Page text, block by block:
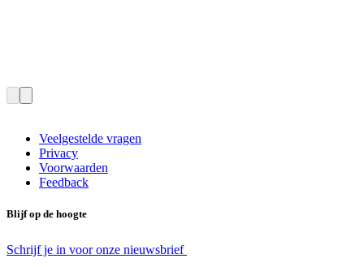
Veelgestelde vragen
Privacy
Voorwaarden
Feedback
Blijf op de hoogte
Schrijf je in voor onze nieuwsbrief